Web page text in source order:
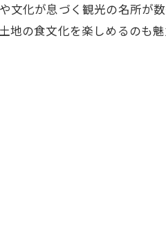
化が息づく観光の名所が
の食文化を楽しめるのも